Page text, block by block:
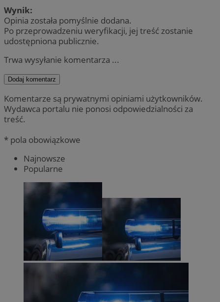
Wynik:
Opinia została pomyślnie dodana.
Po przeprowadzeniu weryfikacji, jej treść zostanie
udostępniona publicznie.
Trwa wysyłanie komentarza ...
Dodaj komentarz
Komentarze są prywatnymi opiniami użytkowników.
Wydawca portalu nie ponosi odpowiedzialności za
treść.
* pola obowiązkowe
Najnowsze
Popularne